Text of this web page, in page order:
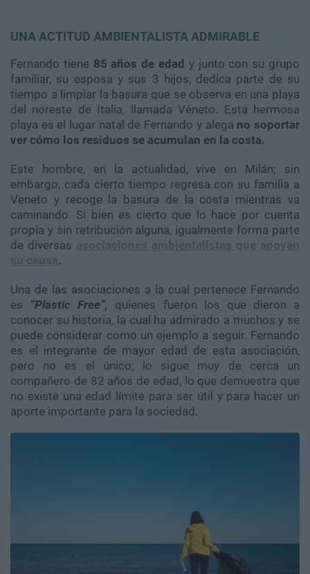
UNA ACTITUD AMBIENTALISTA ADMIRABLE
Fernando tiene 85 años de edad y junto con su grupo
familiar, su esposa y sus 3 hijos, dedica parte de su
tiempo a limpiar la basura que se observa en una playa
del noreste de Italia, llamada Véneto. Esta hermosa
playa es el lugar natal de Fernando y alega no soportar
ver cómo los residuos se acumulan en la costa.
Este hombre, en la actualidad, vive en Milán; sin
embargo, cada cierto tiempo regresa con su familia a
Veneto y recoge la basura de la costa mientras va
caminando. Si bien es cierto que lo hace por cuenta
propia y sin retribución alguna, igualmente forma parte
de diversas asociaciones ambientalistas que apoyan
su causa.
Una de las asociaciones a la cual pertenece Fernando
es “Plastic Free”, quienes fueron los que dieron a
conocer su historia, la cual ha admirado a muchos y se
puede considerar como un ejemplo a seguir. Fernando
es el integrante de mayor edad de esta asociación,
pero no es el único; lo sigue muy de cerca un
compañero de 82 años de edad, lo que demuestra que
no existe una edad límite para ser útil y para hacer un
aporte importante para la sociedad.